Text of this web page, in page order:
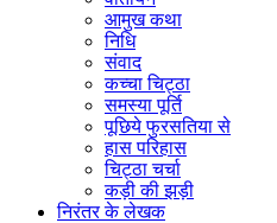
आमुख कथा
निधि
संवाद
कच्चा चिट्ठा
समस्या पूर्ति
पूछिये फुरसतिया से
हास परिहास
चिट्ठा चर्चा
कड़ी की झड़ी
निरंतर के लेखक